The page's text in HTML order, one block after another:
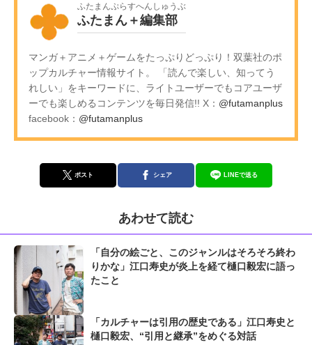
ふたまんぷらすへんしゅうぶ
ふたまん＋編集部
マンガ＋アニメ＋ゲームをたっぷりどっぷり！双葉社のポ
ップカルチャー情報サイト。 「読んで楽しい、知ってう
れしい」をキーワードに、ライトユーザーでもコアユーザ
ーでも楽しめるコンテンツを毎日発信!! X： @futamanplus
facebook： @futamanplus
ポスト シェア LINEで送る
あわせて読む
「自分の絵ごと、このジャンルはそろそろ終わ
りかな」江口寿史が炎上を経て樋口毅宏に語っ
たこと
「カルチャーは引用の歴史である」江口寿史と
樋口毅宏、“引用と継承”をめぐる対話